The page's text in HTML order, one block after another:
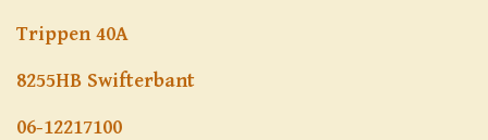
Trippen 40A
8255HB Swifterbant
06-12217100